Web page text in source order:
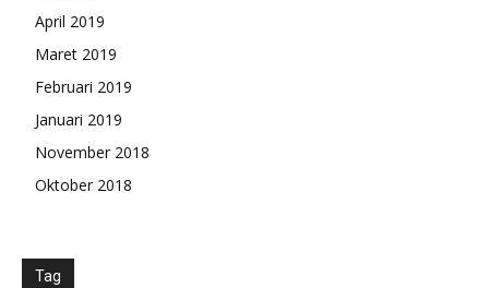
April 2019
Maret 2019
Februari 2019
Januari 2019
November 2018
Oktober 2018
Tag